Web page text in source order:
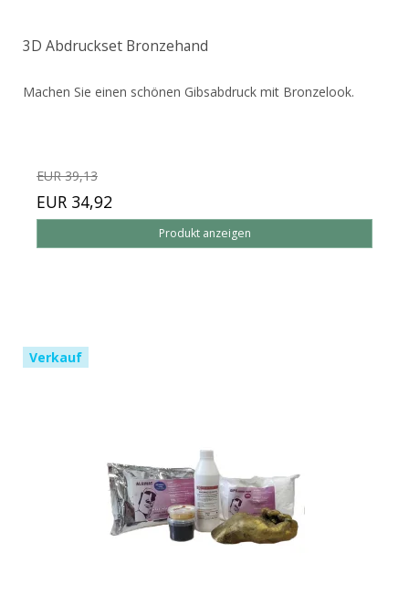
3D Abdruckset Bronzehand
Machen Sie einen schönen Gibsabdruck mit Bronzelook.
EUR 39,13
EUR 34,92
Produkt anzeigen
Verkauf